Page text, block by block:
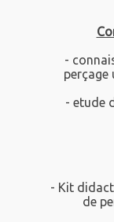
-
perçage
- etude
- Kit
de